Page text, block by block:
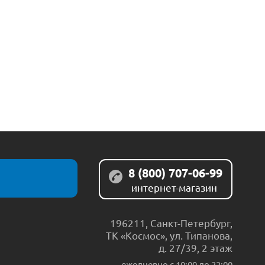
8 (800) 707-06-99
интернет-магазин
196211 Санкт-Петербург,
ТК «Космос», ул. Типанова,
д. 27/39, 2 этаж